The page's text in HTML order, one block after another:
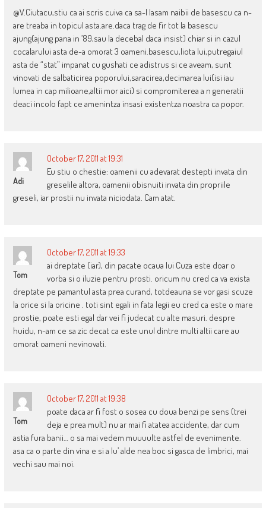
@V.Ciutacu,stiu ca ai scris cuiva ca sa-l lasam naibii de basescu ca n-
are treaba in topicul asta.are.daca trag de fir tot la basescu
ajung(ajung pana in ’89,sau la decebal daca insist) chiar si in cazul
cocalarului asta de-a omorat 3 oameni.basescu,liota lui,putregaiul
asta de “stat” impanat cu gushati ce adistrus si ce aveam, sunt
vinovati de salbaticirea poporului,saracirea,decimarea lui(isi iau
lumea in cap milioane,altii mor aici) si compromiterea a n generatii
deaci incolo fapt ce amenintza insasi existentza noastra ca popor.
Adi
October 17, 2011 at 19:31
Eu stiu o chestie: oamenii cu adevarat destepti invata din
greselile altora, oamenii obisnuiti invata din propriile
greseli, iar prostii nu invata niciodata. Cam atat.
Tom
October 17, 2011 at 19:33
ai dreptate (iar), din pacate ocaua lui Cuza este doar o
vorba si o iluzie pentru prosti. oricum nu cred ca va exista
dreptate pe pamantul asta prea curand, totdeauna se vor gasi scuze
la orice si la oricine . toti sint egali in fata legii eu cred ca este o mare
prostie, poate esti egal dar vei fi judecat cu alte masuri. despre
huidu, n-am ce sa zic decat ca este unul dintre multi altii care au
omorat oameni nevinovati.
Tom
October 17, 2011 at 19:38
poate daca ar fi fost o sosea cu doua benzi pe sens (trei
deja e prea mult) nu ar mai fi atatea accidente, dar cum
astia fura banii… o sa mai vedem muuuulte astfel de evenimente.
asa ca o parte din vina e si a lu’ alde nea boc si gasca de limbrici, mai
vechi sau mai noi.